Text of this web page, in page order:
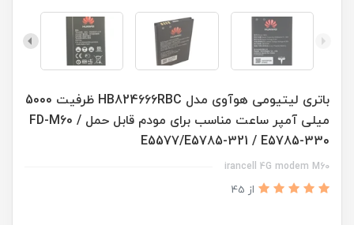
باتری لیتیومی هوآوی مدل HB824666RBC ظرفیت 5000
میلی آمپر ساعت مناسب برای مودم قابل حمل FD-M60 /
E5577/E5785-321 / E5785-330
irancell 4G modem M60
از 45